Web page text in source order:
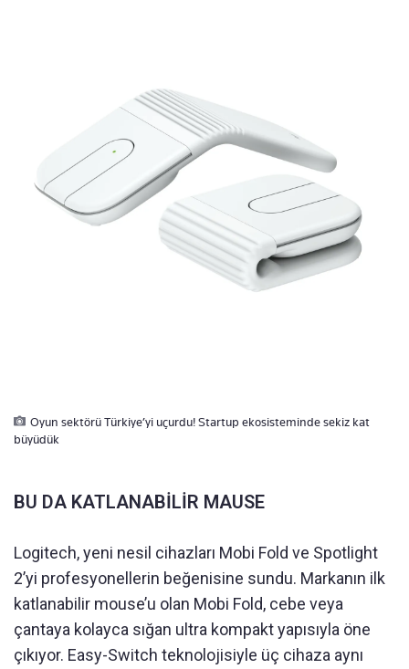
Oyun sektörü Türkiye’yi uçurdu! Startup ekosisteminde sekiz kat
büyüdük
BU DA KATLANABİLİR MAUSE
Logitech, yeni nesil cihazları Mobi Fold ve Spotlight
2’yi profesyonellerin beğenisine sundu. Markanın ilk
katlanabilir mouse’u olan Mobi Fold, cebe veya
çantaya kolayca sığan ultra kompakt yapısıyla öne
çıkıyor. Easy-Switch teknolojisiyle üç cihaza aynı